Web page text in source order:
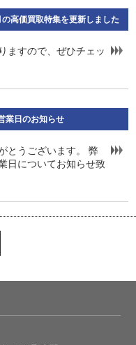
の高価買取特集を更新しました
ますので、ぜひチェッ
業日のお知らせ
とうございます。 弊
日についてお知らせ致